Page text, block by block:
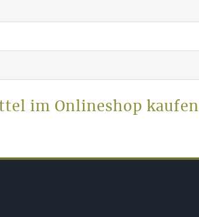
im Onlineshop kaufen